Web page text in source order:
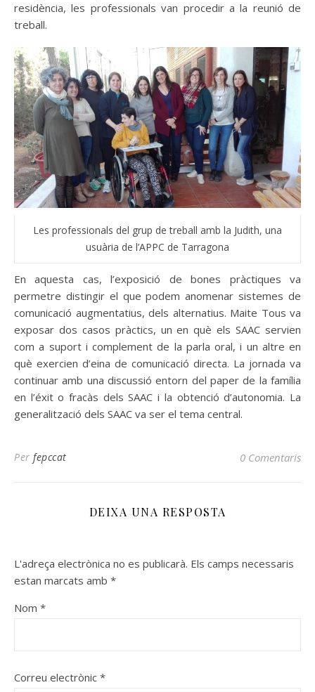
residència, les professionals van procedir a la reunió de
treball.
Les professionals del grup de treball amb la Judith, una
usuària de l’APPC de Tarragona
En aquesta cas, l’exposició de bones pràctiques va
permetre distingir el que podem anomenar sistemes de
comunicació augmentatius, dels alternatius. Maite Tous va
exposar dos casos pràctics, un en què els SAAC servien
com a suport i complement de la parla oral, i un altre en
què exercien d’eina de comunicació directa. La jornada va
continuar amb una discussió entorn del paper de la família
en l’éxit o fracàs dels SAAC i la obtenció d’autonomia. La
generalització dels SAAC va ser el tema central.
Per fepccat 0 Comentaris
DEIXA UNA RESPOSTA
L'adreça electrònica no es publicarà. Els camps necessaris
estan marcats amb *
Nom *
Correu electrònic *